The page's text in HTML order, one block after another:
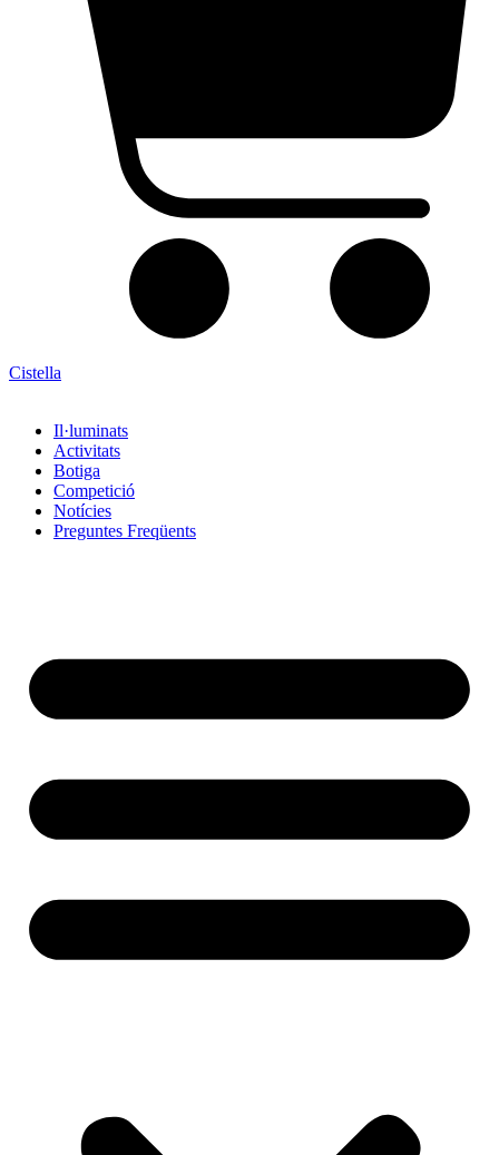
Cistella
Il·luminats
Activitats
Botiga
Competició
Notícies
Preguntes Freqüents